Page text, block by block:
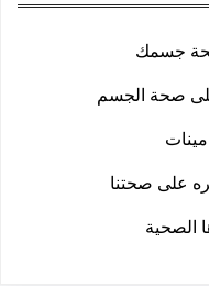
جسمك
على صحتنا
الصحية